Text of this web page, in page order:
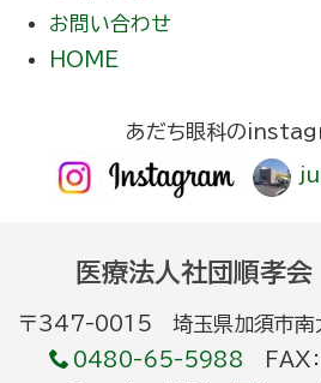
お問い合わせ
HOME
あだち眼科の
医療法人社団順孝
〒347-0015 埼玉県加須市
0480-65-5988 FAX